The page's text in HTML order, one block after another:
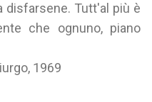
disfarsene. Tutt'al più è
che ognuno, piano
1969